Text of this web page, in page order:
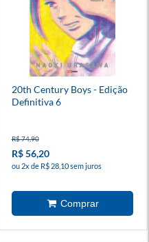
20th Century Boys - Edição
Definitiva 6
R$ 74,90
R$ 56,20
ou 2x de R$ 28,10 sem juros